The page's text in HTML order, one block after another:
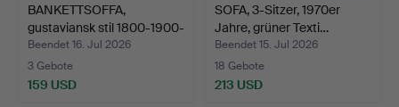
BANKETTSOFFA,
gustaviansk stil 1800-1900-
t…
Beendet 16. Jul 2026
3 Gebote
159 USD
SOFA, 3-Sitzer, 1970er
Jahre, grüner Texti…
Beendet 15. Jul 2026
18 Gebote
213 USD